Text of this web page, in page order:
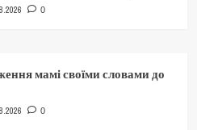
0
мамі своїми словами до
0